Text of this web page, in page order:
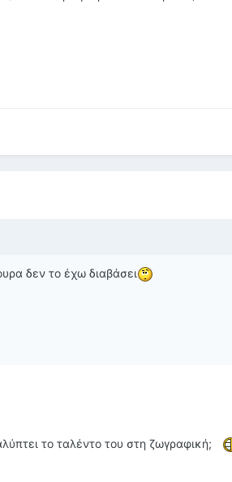
δεν το έχω διαβάσει
το ταλέντο του στη ζωγραφική;